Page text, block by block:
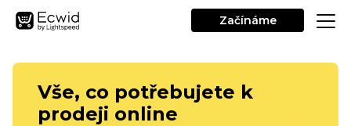
Začínáme
Vše, co potřebujete k
prodeji online